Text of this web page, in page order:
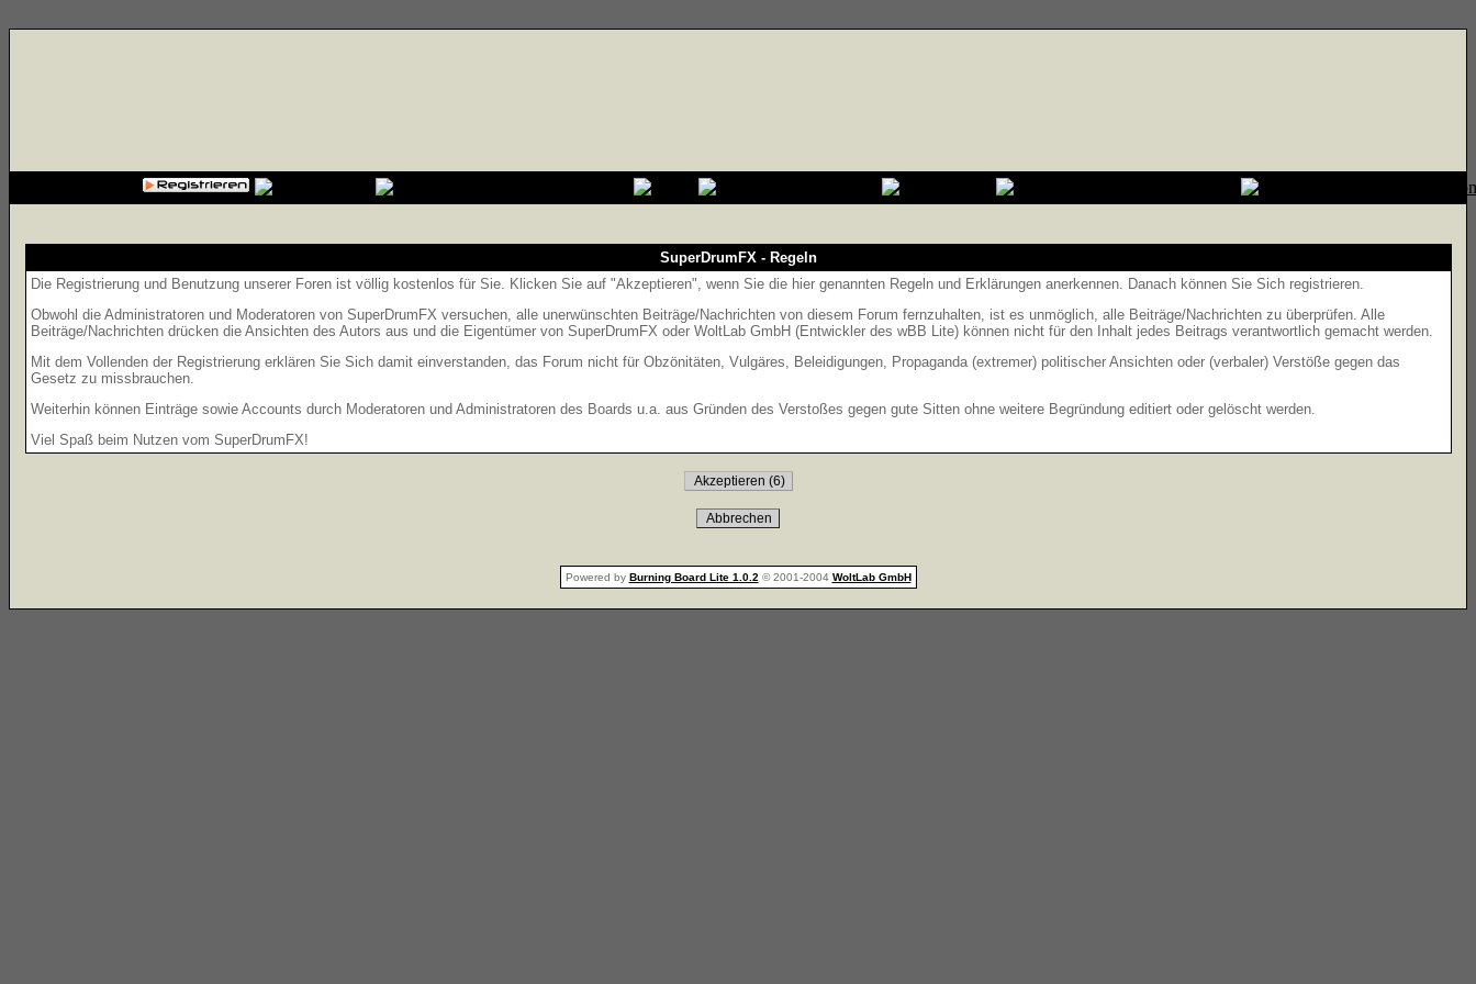
SuperDrumFX - Regeln
Die Registrierung und Benutzung unserer Foren ist völlig kostenlos für Sie. Klicken Sie auf "Akzeptieren", wenn Sie die hier genannten Regeln und Erklärungen anerkennen. Danach können Sie Sich registrieren.
Obwohl die Administratoren und Moderatoren von SuperDrumFX versuchen, alle unerwünschten Beiträge/Nachrichten von diesem Forum fernzuhalten, ist es unmöglich, alle Beiträge/Nachrichten zu überprüfen. Alle
Beiträge/Nachrichten drücken die Ansichten des Autors aus und die Eigentümer von SuperDrumFX oder WoltLab GmbH (Entwickler des wBB Lite) können nicht für den Inhalt jedes Beitrags verantwortlich gemacht werden.
Mit dem Vollenden der Registrierung erklären Sie Sich damit einverstanden, das Forum nicht für Obzönitäten, Vulgäres, Beleidigungen, Propaganda (extremer) politischer Ansichten oder (verbaler) Verstöße gegen das
Gesetz zu missbrauchen.
Weiterhin können Einträge sowie Accounts durch Moderatoren und Administratoren des Boards u.a. aus Gründen des Verstoßes gegen gute Sitten ohne weitere Begründung editiert oder gelöscht werden.
Viel Spaß beim Nutzen vom SuperDrumFX!
Powered by Burning Board Lite 1.0.2 © 2001-2004 WoltLab GmbH